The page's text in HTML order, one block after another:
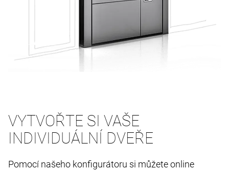
VYTVOŘTE SI VAŠE
INDIVIDUÁLNÍ DVEŘE
Pomocí našeho konfigurátoru si můžete online